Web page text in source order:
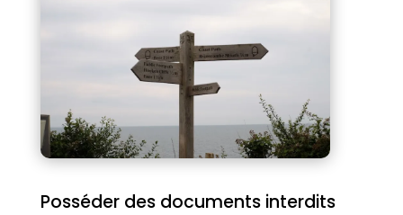
Posséder des documents interdits